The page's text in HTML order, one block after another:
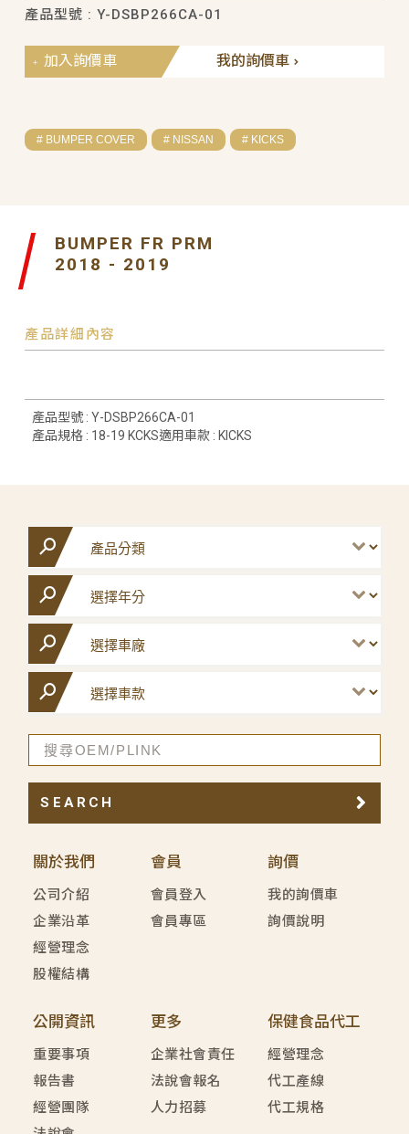
產品型號 : Y-DSBP266CA-01
我的詢價車
加入詢價車
# BUMPER COVER # NISSAN # KICKS
BUMPER FR PRM
2018 - 2019
產品詳細內容
產品型號 : Y-DSBP266CA-01
產品規格 : 18-19 KCKS適用車款 : KICKS
關於我們
公司介紹
企業沿革
經營理念
股權結構
會員
會員登入
會員專區
詢價
我的詢價車
詢價說明
公開資訊
重要事項
報告書
經營團隊
更多
企業社會責任
法說會報名
人力招募
保健食品代工
經營理念
代工產線
代工規格
SEARCH